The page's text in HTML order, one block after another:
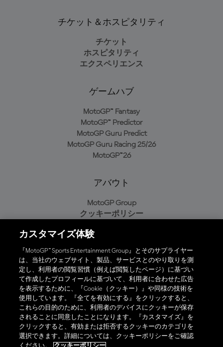
チケット＆ホスピタリティ
チケット
ホスピタリティ
エクスペリエンス
ゲームハブ
MotoGP™ Fantasy
MotoGP™ Predictor
MotoGP Guru Predict
MotoGP Guru Racing 25/26
MotoGP™26
アバウト
MotoGP Group
クッキーポリシー
プライバシーポリシー
購入ポリシー
オフィシャルアプリ
© 2026 MotoGP Sports Entertainment Group. 全著作権所有。全ての
カスタマイズ体験
『MotoGP™ Sports Entertainment Group』とそのサプライヤー
は、当社のウェブサイト、製品、サービスとのやり取りを測
定し、利用者の閲覧習慣（例えば閲覧したページ）に基づい
て作成したプロフィールに基づいて、利用者に合わせた広告
を表示するために、『Cookie（クッキー）』や同様の技術を
使用しています。『全てを有効にする』をクリックすると、
これらの目的のために、利用者のデバイスにクッキーが保存
されることに同意したことになります。『カスタマイズ』を
クリックすると、有効または拒否するクッキーのカテゴリを
選択できます。詳細については、クッキーポリシーをご確認